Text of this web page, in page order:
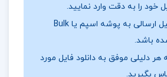
نقد و براورد هزینه‌های یک طرح
تعریف پروژه: ابتدا باید پروژه‌ی
این شامل توضیح دقیق از
خود را به دقت وارد نمایید.
ممکن است ایمیل ارسالی به پوشه اسپم یا Bulk
باشد.
دلیلی موفق به دانلود فایل مورد
بگیرید.